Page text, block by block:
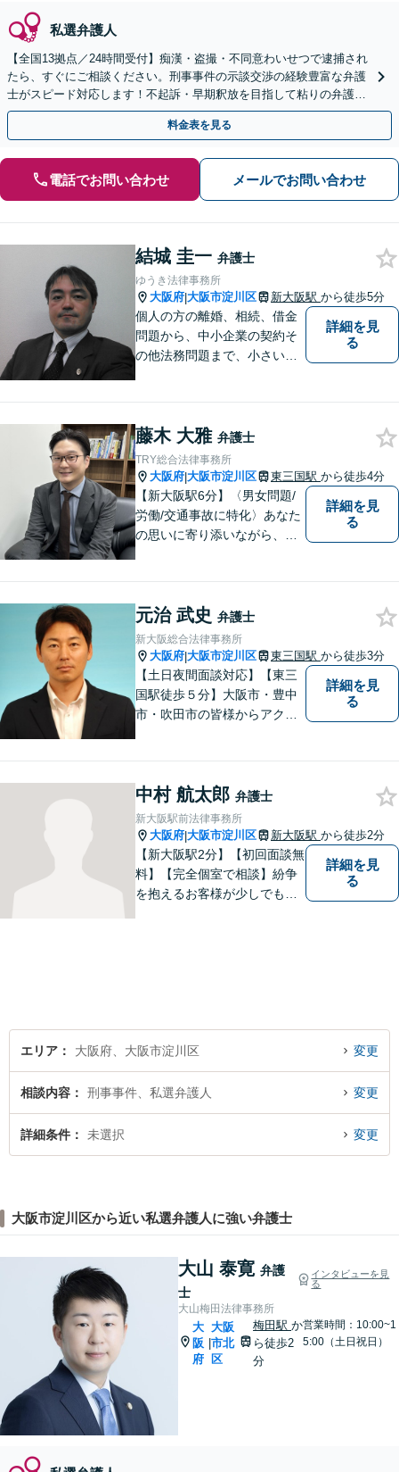
私選弁護人
【全国13拠点／24時間受付】痴漢・盗撮・不同意わいせつで逮捕され
たら、すぐにご相談ください。刑事事件の示談交渉の経験豊富な弁護
士がスピード対応します！不起訴・早期釈放を目指して粘りの弁護活
動を行います。
料金表を見る
電話でお問い合わせ メールでお問い合わせ
結城 圭一 弁護士
ゆうき法律事務所
大阪府|大阪市淀川区 新大阪駅 から徒歩5分
個人の方の離婚、相続、借金
問題から、中小企業の契約そ
の他法務問題まで、小さい事
す。
詳細を見
る
藤木 大雅 弁護士
TRY総合法律事務所
大阪府|大阪市淀川区 東三国駅 から徒歩4分
【新大阪駅6分】〈男女問題/
労働/交通事故に特化〉あなた
の思いに寄り添いながら、明
据えた解決を目指します。
【メール・電話面談可】【東
三国駅4分】
詳細を見
る
元治 武史 弁護士
新大阪総合法律事務所
大阪府|大阪市淀川区 東三国駅 から徒歩3分
【土日夜間面談対応】【東三
国駅徒歩５分】大阪市・豊中
市・吹田市の皆様からアクセ
詳細を見
る
中村 航太郎 弁護士
新大阪駅前法律事務所
大阪府|大阪市淀川区 新大阪駅 から徒歩2分
【新大阪駅2分】【初回面談無
料】【完全個室で相談】紛争
を抱えるお客様が少しでも早
詳細を見
る
エリア 大阪府、大阪市淀川区 変更
相談内容 刑事事件、私選弁護人 変更
詳細条件 未選択 変更
大阪市淀川区から近い私選弁護人に強い弁護士
大山 泰寛 弁護
士
インタビューを見
る
大山梅田法律事務所
大
阪
府
|
大阪
市北
区
梅田駅か
ら徒歩2
分
営業時間：10:00~1
5:00（土日祝日）